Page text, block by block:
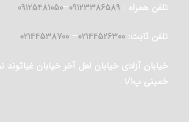
تلفن همراه : 09123386589
–
09125481050
تلفن ثابت: 02144526300
–
خیابان آزادی خیابان لعل آخر خیابان
خمینی پ۱/۱